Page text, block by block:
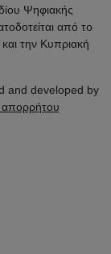
Ψηφιακής
από το
την Κυπριακή
and developed by
απορρήτου